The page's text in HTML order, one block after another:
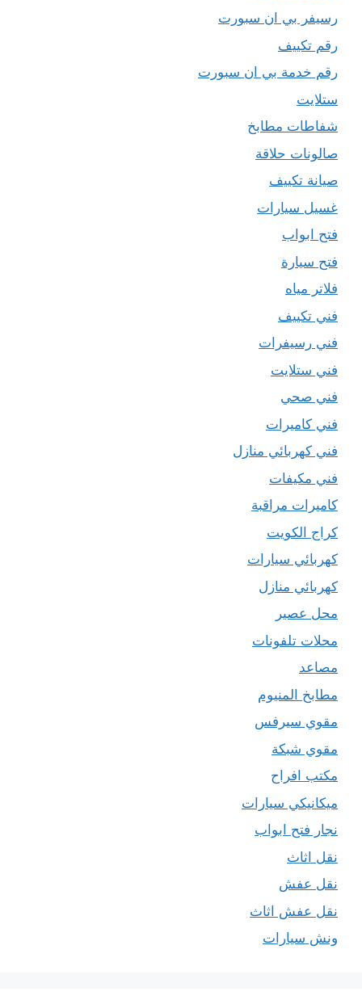
رسيفر بي ان سبورت
رقم تكييف
رقم خدمة بي ان سبورت
ستلايت
شفاطات مطابخ
صالونات حلاقة
صيانة تكييف
غسيل سيارات
فتح ابواب
فتح سيارة
فلاتر مياه
فني تكييف
فني رسيفرات
فني ستلايت
فني صحي
فني كاميرات
فني كهربائي منازل
فني مكيفات
كاميرات مراقبة
كراج الكويت
كهربائي سيارات
كهربائي منازل
محل عصير
محلات تلفونات
مصاعد
مطابخ المنيوم
مقوي سيرفس
مقوي شبكة
مكتب افراح
ميكانيكي سيارات
نجار فتح ابواب
نقل اثاث
نقل عفش
نقل عفش اثاث
ونش سيارات